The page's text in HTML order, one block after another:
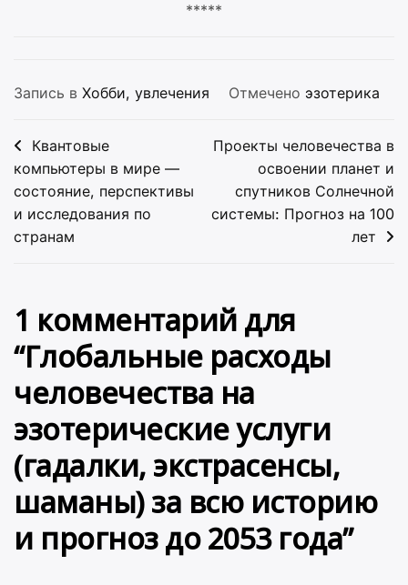
*****
Запись в Хобби, увлечения Отмечено эзотерика
Навигация
по
записям
Квантовые
компьютеры в мире —
состояние, перспективы
и исследования по
странам
Проекты человечества в
освоении планет и
спутников Солнечной
системы: Прогноз на 100
лет
1 комментарий для
“Глобальные расходы
человечества на
эзотерические услуги
(гадалки, экстрасенсы,
шаманы) за всю историю
и прогноз до 2053 года”